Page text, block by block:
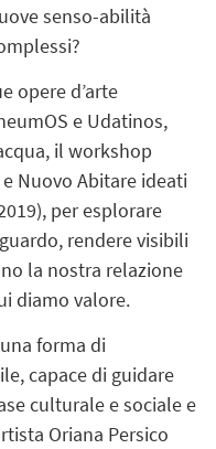
senso-abilità
opere d’arte
e Udatinos,
il workshop
Nuovo Abitare ideati
per esplorare
rendere visibili
la nostra relazione
diamo valore.
forma di
capace di guidare
culturale e sociale e
Oriana Persico